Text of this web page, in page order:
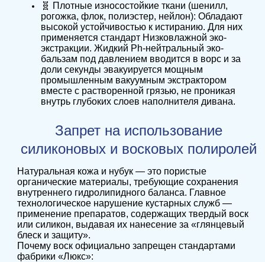
🧬 Плотные износостойкие ткани (шенилл,
рогожка, флок, полиэстер, нейлон): Обладают
высокой устойчивостью к истиранию. Для них
применяется стандарт Низковлажной эко-
экстракции. Жидкий Ph-нейтральный эко-
бальзам под давлением вводится в ворс и за
доли секунды эвакуируется мощным
промышленным вакуумным экстрактором
вместе с растворенной грязью, не проникая
внутрь глубоких слоев наполнителя дивана.
Запрет на использование
силиконовых и восковых полиролей
Натуральная кожа и нубук — это пористые
органические материалы, требующие сохранения
внутреннего гидролипидного баланса. Главное
технологическое нарушение кустарных служб —
применение препаратов, содержащих твердый воск
или силикон, выдавая их нанесение за «глянцевый
блеск и защиту».
Почему воск официально запрещен стандартами
фабрики «Люкс»: